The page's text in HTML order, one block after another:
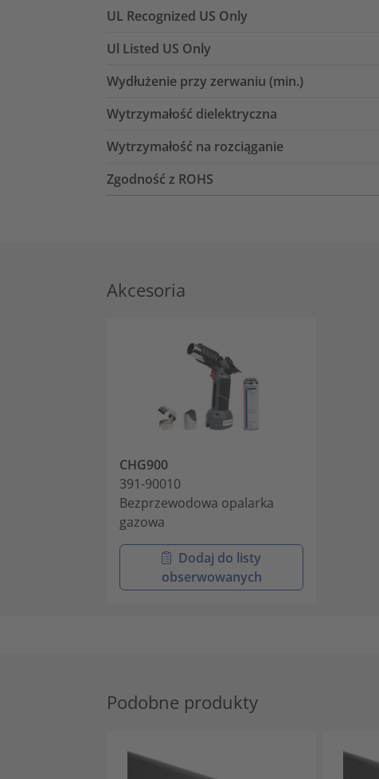
UL Recognized US Only
Ul Listed US Only
Wydłużenie przy zerwaniu (min.)
Wytrzymałość dielektryczna
Wytrzymałość na rozciąganie
Zgodność z ROHS
Akcesoria
CHG900
391-90010
Bezprzewodowa opalarka
gazowa
Dodaj do listy
obserwowanych
Podobne produkty